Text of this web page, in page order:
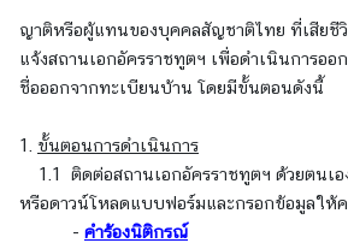
ส
อ
.
A
ญาติหรือผู้แทนของบุคคลสัญชาติไทย ที่เสียชี
แจ้งสถานเอกอัครราชทูตฯ เพื่อดำเนินการอ
ชื่อออกจากทะเบียนบ้าน โดยมีขั้นตอนดังนี้
1. ขั้นตอนการดำเนินการ
1.1 ติดต่อสถานเอกอัครราชทูตฯ ด้วยตนเอ
หรือดาวน์โหลดแบบฟอร์มและกรอกข้อมูลให้
- คำร้องนิติกรณ์